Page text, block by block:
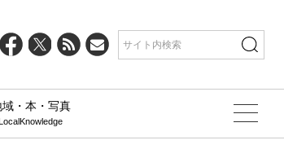
域・本・写真